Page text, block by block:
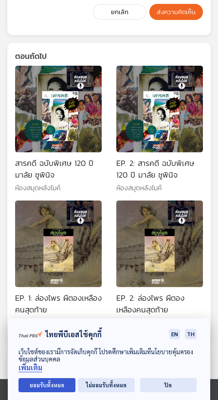
ดาวน์โหลด Thai PBS Podcast Application
ยกเลิก ส่งความคิดเห็น
ตอนถัดไป
สารคดี ฉบับพิเศษ 120 ปี
มาลัย ชูพินิจ
ห้องสมุดหลังไมค์
EP. 2: สารคดี ฉบับพิเศษ
120 ปี มาลัย ชูพินิจ
ห้องสมุดหลังไมค์
EP. 1: ล่องไพร ผีตองเหลือง
คนสุดท้าย
EP. 2: ล่องไพร ผีตอง
เหลืองคนสุดท้าย
ตอนที่เกี่ยวข้อง
ไทยพีบีเอสใช้คุกกี้ EN TH
เว็บไซต์ของเรามีการจัดเก็บคุกกี้ โปรดศึกษาเพิ่มเติมที่นโยบายคุ้มครอง
ข้อมูลส่วนบุคคล
เพิ่มเติม
ยอมรับทั้งหมด ไม่ยอมรับทั้งหมด ปิด